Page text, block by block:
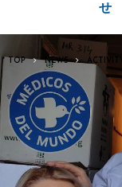
せ
TOP NEWS ACTIVITY